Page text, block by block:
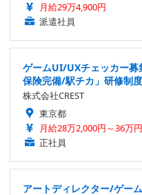
月給29万4,900円
派遣社員
ゲームUI/UXチェッカー
保険完備/駅チカ」研修制
株式会社CREST
東京都
月給28万2,000円～36万円
正社員
アートディレクター/ゲー